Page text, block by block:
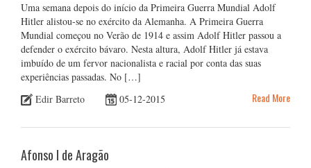
Uma semana depois do início da Primeira Guerra Mundial Adolf
Hitler alistou-se no exército da Alemanha. A Primeira Guerra
Mundial começou no Verão de 1914 e assim Adolf Hitler passou a
defender o exército bávaro. Nesta altura, Adolf Hitler já estava
imbuído de um fervor nacionalista e racial por conta das suas
experiências passadas. No […]
Edir Barreto
05-12-2015 Read More
Afonso I de Aragão